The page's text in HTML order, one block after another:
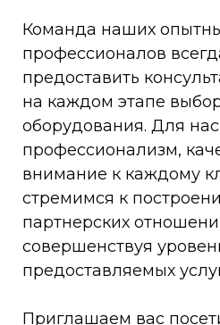
Команда наших
профессионалов
предоставить
на каждом этапе
оборудования. Для
профессионализм,
внимание к каждому
стремимся к
партнерских
совершенствуя
предоставляемых
Приглашаем вас